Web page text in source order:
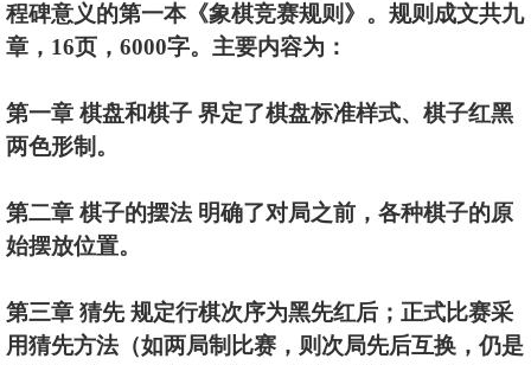
程碑意义的第一本《象棋竞赛规则》。规则成文共九
章，16页，6000字。主要内容为：
第一章 棋盘和棋子 界定了棋盘标准样式、棋子红黑
两色形制。
第二章 棋子的摆法 明确了对局之前，各种棋子的原
始摆放位置。
第三章 猜先 规定行棋次序为黑先红后；正式比赛采
用猜先方法（如两局制比赛，则次局先后互换，仍是